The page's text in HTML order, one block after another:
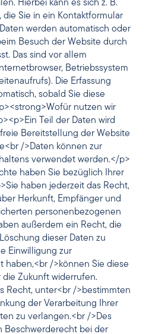
Hierbei kann es sich z. B.
Sie in ein Kontaktformular
werden automatisch oder
Besuch der Website durch
Das sind vor allem
Betriebssystem
Die Erfassung
sobald Sie diese
nutzen wir
Teil der Daten wird
Bereitstellung der Website
/>Daten können zur
verwendet werden.</p>
haben Sie bezüglich Ihrer
haben jederzeit das Recht,
Herkunft, Empfänger und
personenbezogenen
außerdem ein Recht, die
dieser Daten zu
Einwilligung zur
haben,<br />können Sie diese
die Zukunft widerrufen.
Recht, unter<br />bestimmten
der Verarbeitung Ihrer
zu verlangen.<br />Des
Beschwerderecht bei der